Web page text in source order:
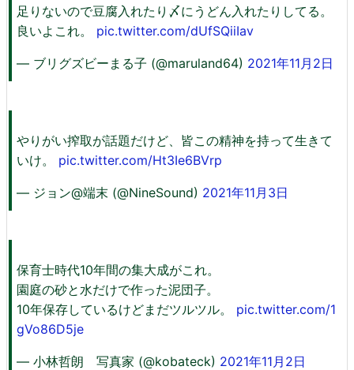
足りないので豆腐入れたり〆にうどん入れたりしてる。
良いよこれ。 pic.twitter.com/dUfSQiiIav
— ブリグズビーまる子 (@maruland64) 2021年11月2日
やりがい搾取が話題だけど、皆この精神を持って生きて
いけ。 pic.twitter.com/Ht3Ie6BVrp
— ジョン@端末 (@NineSound) 2021年11月3日
保育士時代10年間の集大成がこれ。
園庭の砂と水だけで作った泥団子。
10年保存しているけどまだツルツル。 pic.twitter.com/1
gVo86D5je
— 小林哲朗 写真家 (@kobateck) 2021年11月2日